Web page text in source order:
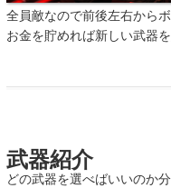
全員敵なので前後左右から
お金を貯めれば新しい武器
武器紹介
どの武器を選べばいいのか